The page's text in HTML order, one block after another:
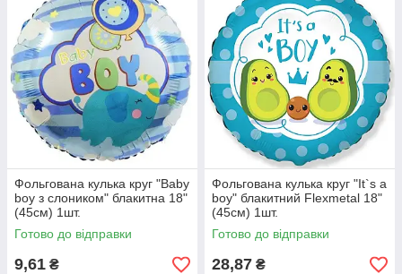
Фольгована кулька круг "Baby
boy з слоником" блакитна 18"
(45см) 1шт.
Готово до відправки
9,61 ₴
Фольгована кулька круг "It`s a
boy" блакитний Flexmetal 18"
(45см) 1шт.
Готово до відправки
28,87 ₴